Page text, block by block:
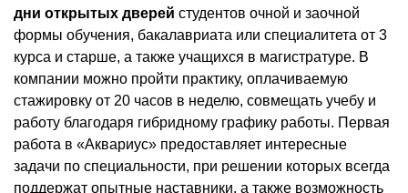
дни открытых дверей студентов очной и заочной
формы обучения, бакалавриата или специалитета от 3
курса и старше, а также учащихся в магистратуре. В
компании можно пройти практику, оплачиваемую
стажировку от 20 часов в неделю, совмещать учебу и
работу благодаря гибридному графику работы. Первая
работа в «Аквариус» предоставляет интересные
задачи по специальности, при решении которых всегда
поддержат опытные наставники, а также возможность